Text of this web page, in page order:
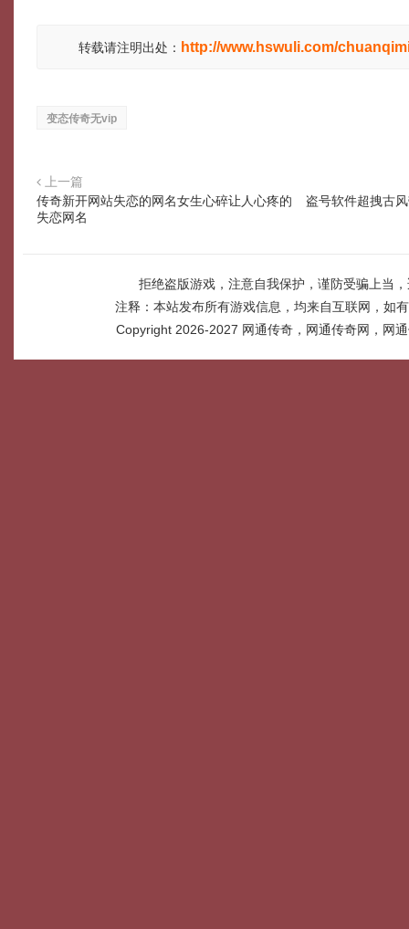
转载请注明出处： http://www.hswuli.com/
变态传奇无vip
上一篇
传奇新开网站失恋的网名女生心碎让人心疼的
失恋网名
盗号软件超拽古
拒绝盗版游戏，注意自我保护，谨防受骗上当
注释：本站发布所有游戏信息，均来自互联网，如
Copyright 2026-2027 网通传奇，网通传奇网，网